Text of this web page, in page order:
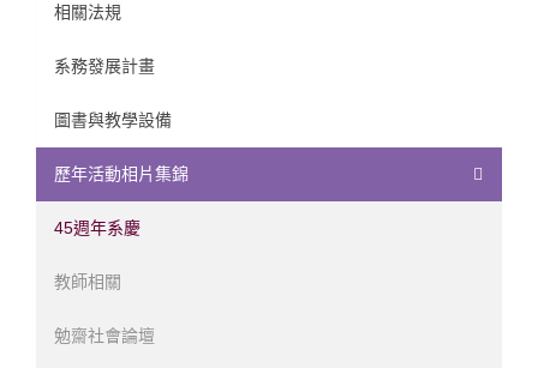
相關法規
系務發展計畫
圖書與教學設備
歷年活動相片集錦
45週年系慶
教師相關
勉齋社會論壇